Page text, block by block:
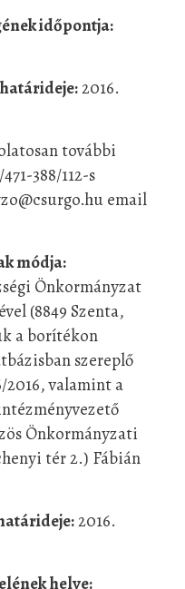
időpontja:
2016.
további
388/112-s
email
módja:
Önkormányzat
(8849 Szenta,
a borítékon
szereplő
2016, valamint a
Önkormányzati
tér 2.) Fábián
2016.
helye: